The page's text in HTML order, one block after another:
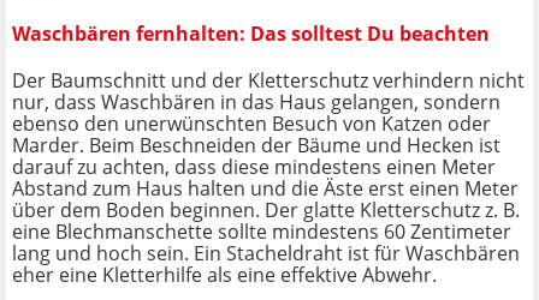
Waschbären fernhalten: Das solltest Du beachten
Der Baumschnitt und der Kletterschutz verhindern nicht
nur, dass Waschbären in das Haus gelangen, sondern
ebenso den unerwünschten Besuch von Katzen oder
Marder. Beim Beschneiden der Bäume und Hecken ist
darauf zu achten, dass diese mindestens einen Meter
Abstand zum Haus halten und die Äste erst einen Meter
über dem Boden beginnen. Der glatte Kletterschutz z. B.
eine Blechmanschette sollte mindestens 60 Zentimeter
lang und hoch sein. Ein Stacheldraht ist für Waschbären
eher eine Kletterhilfe als eine effektive Abwehr.